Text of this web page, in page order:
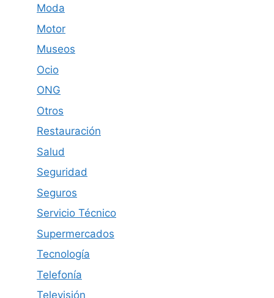
Moda
Motor
Museos
Ocio
ONG
Otros
Restauración
Salud
Seguridad
Seguros
Servicio Técnico
Supermercados
Tecnología
Telefonía
Televisión